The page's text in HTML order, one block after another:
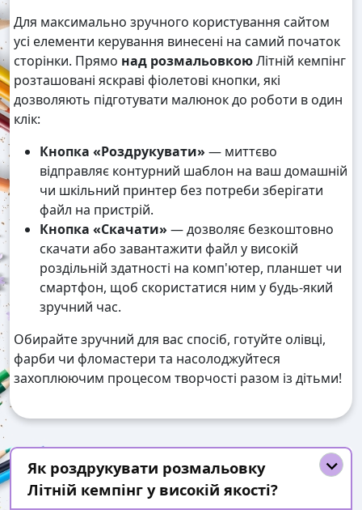
Для максимально зручного користування сайтом
усі елементи керування винесені на самий початок
сторінки. Прямо над розмальовкоюЛітній кемпінг
розташовані яскраві фіолетові кнопки, які
дозволяють підготувати малюнок до роботи в один
клік:
Кнопка «Роздрукувати» — миттєво
відправляє контурний шаблон на ваш домашній
чи шкільний принтер без потреби зберігати
файл на пристрій.
Кнопка «Скачати» — дозволяє безкоштовно
скачати або завантажити файл у високій
роздільній здатності на комп'ютер, планшет чи
смартфон, щоб скористатися ним у будь-який
зручний час.
Обирайте зручний для вас спосіб, готуйте олівці,
фарби чи фломастери та насолоджуйтеся
захоплюючим процесом творчості разом із дітьми!
Як роздрукувати розмальовку
Літній кемпінг у високій якості?